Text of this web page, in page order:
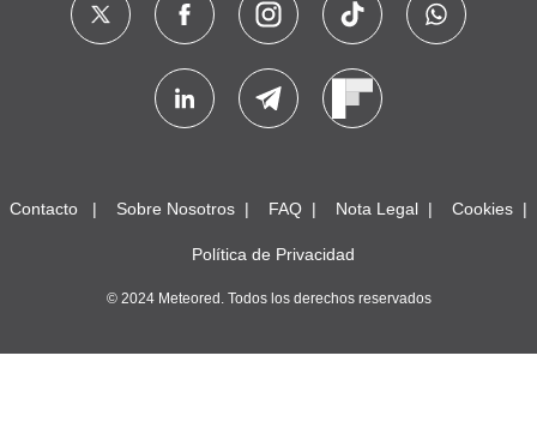
Contacto Sobre Nosotros FAQ Nota Legal Cookies
Política de Privacidad
© 2024 Meteored. Todos los derechos reservados